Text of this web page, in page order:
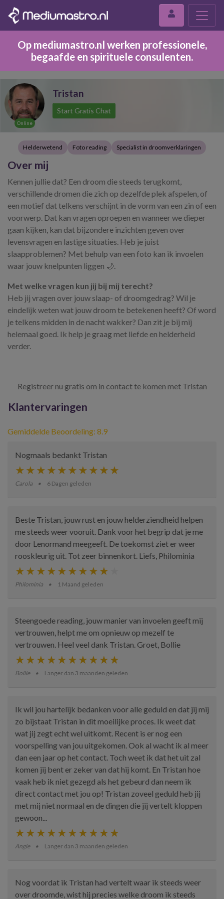
Op mediumastro.nl werken professionele,
begaafde en spirituele consulenten.
Online
Tristan
Start Gratis Chat
Helderwetend Foto reading Specialist in droomverklaringen
Over mij
Kennen jullie dat? Een droom die steeds terugkomt,
verschillende dromen die zich op dezelfde plek afspelen, of
een motief dat telkens verschijnt in de vorm van een zin of een
voorwerp. Dat kan vragen oproepen en wanneer we dieper
gaan kijken, kan dat bijzondere inzichten geven over
levensvragen en lastige situaties. Heb je juist
slaapproblemen? Met behulp van een foto kan ik invoelen
waar jouw knelpunten liggen 🌙.
Met welke vragen kun jij bij mij terecht?
Heb jij vragen over jouw slaap- of droomgedrag? Wil je
eindelijk weten wat jouw droom te betekenen heeft? Of word
je telkens midden in de nacht wakker? Dan zit je bij mij
helemaal goed. Ik help je graag met liefde en helderheid
verder.
Registreer nu gratis om in contact te komen met Tristan
Klantervaringen
Gemiddelde Beoordeling: 8.9
Nogmaals bedankt Tristan
Carola 6 Dagen geleden
Beste Tristan, jouw rust en jouw helderziendheid helpen
me steeds weer vooruit. Dank voor het begrip dat je me
door Lenormand meegeeft. De toekomst ziet er weer
rooskleurig uit. Tot zeer binnenkort. Liefs, Philominia
Philominia 1 Maand geleden
Steengoede reading, jouw manier van invoelen geeft mij
vertrouwen, helpt me om opnieuw op mezelf te
vertrouwen. Heel veel dank Tristan. Groet, Bollie
Bollie Langer dan 3 maanden geleden
Ik wil jou hartelijk bedanken voor alle geduld en dat jij mij
zo bijstaat Tristan in dit moeilijke proces. Ik weet dat
wat jij zegt echt wel uitkomt. Recent is er nog een
voorspelling van jou uitgekomen. Ook al wacht ik al meer
dan een jaar op het contact. Toch weet ik dat het uit zal
komen jij bent er zeker van dat hij komt. En Tristan hoe
vaak heb ik niet gezegd als het gebeurd dan neem ik
direct contact met jou op! Tristan zoveel geduld heb jij
met mij niet normaal en de dingen die jij vertelt kloppen
gewoon...
Angie Langer dan 3 maanden geleden
Nog voordat ik Tristan had vertelt waar ik steeds weer
over droomde, wist hij precies welke droom ik steeds